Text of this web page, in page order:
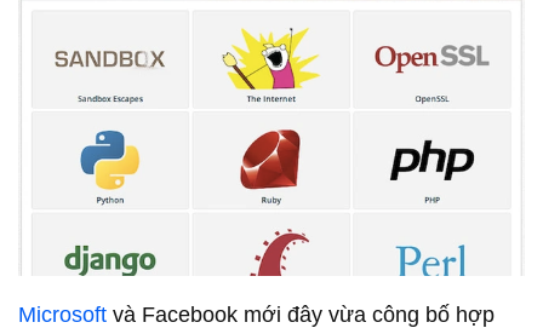
Microsoft và Facebook mới đây vừa công bố hợp